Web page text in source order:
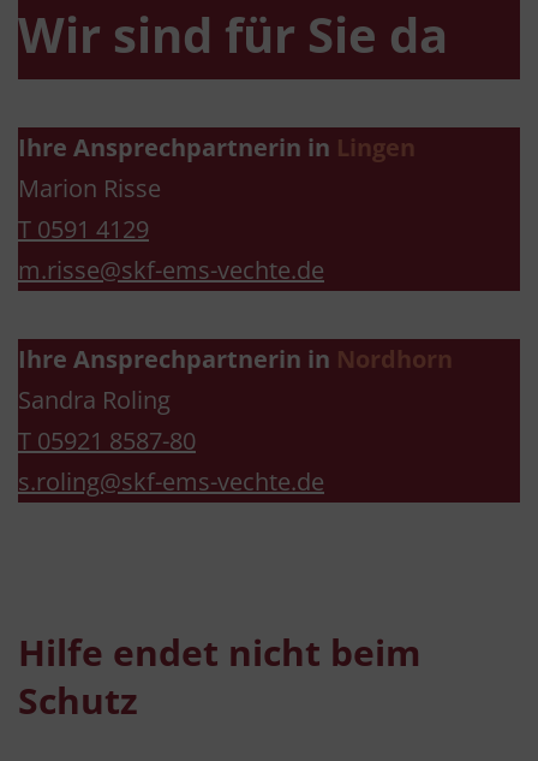
Wir sind für Sie da
Ihre Ansprechpartnerin in Lingen
Marion Risse
T 0591 4129
m.risse@skf-ems-vechte.de
Ihre Ansprechpartnerin in Nordhorn
Sandra Roling
T 05921 8587-80
s.roling@skf-ems-vechte.de
Hilfe endet nicht beim
Schutz